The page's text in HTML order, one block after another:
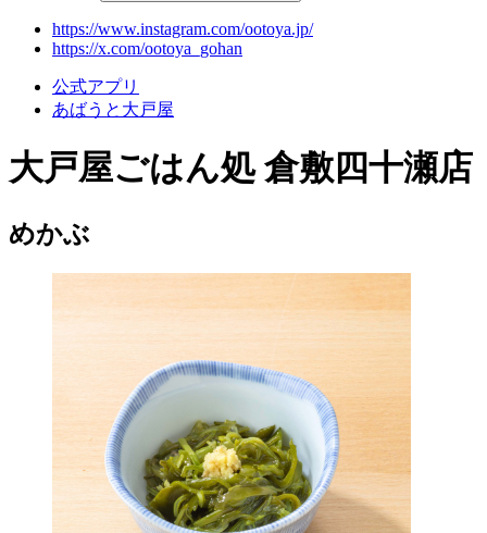
https://www.instagram.com/ootoya.jp/
https://x.com/ootoya_gohan
公式アプリ
あばうと大戸屋
大戸屋ごはん処 倉敷四十瀬店
めかぶ